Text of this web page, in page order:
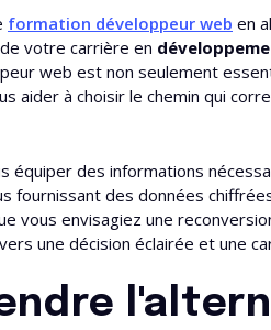
formation développeur web en
votre carrière en
web est non seulement
aider à choisir le chemin qui
équiper des informations
fournissant des données
vous envisagiez une
une décision éclairée et une